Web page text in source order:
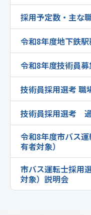
採用予定数・主な
令和8年度地下鉄
令和8年度技術員募
技術員採用選考 職
技術員採用選考
令和8年度市バス
有者対象）
市バス運転士採用
対象）説明会